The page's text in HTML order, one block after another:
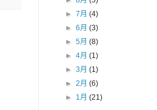
►7月(4)
►6月(3)
►5月(8)
►4月(1)
►3月(1)
►2月(6)
► 1月(21)